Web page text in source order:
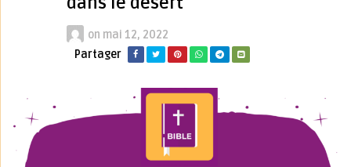
on mai 12, 2022
Partager